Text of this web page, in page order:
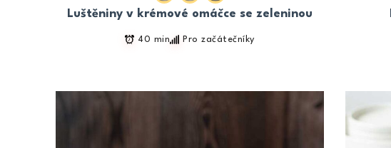
Luštěniny v krémové omáčce se zeleninou
40 min Pro začátečníky